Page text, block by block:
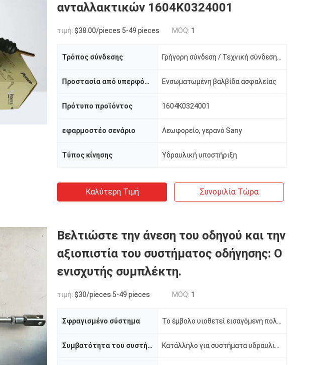
ανταλλακτικών 1604K0324001
τιμή: $38.00/pieces 5-49 pieces MOQ: 1
Τρόπος σύνδεσης
Προστασία από υπερφόρτωση Ενσωματωμένη βαλβίδα ασφαλείας
Πρότυπο προϊόντος 1604K0324001
εφαρμοστέο σενάριο Λεωφορείο, γερανό Sany
Τύπος κίνησης Υδραυλική υποστήριξη
Καλύτερη Τιμή Συνομιλία Τώρα
Βελτιώστε την άνεση του οδηγού και την
αξιοπιστία του συστήματος οδήγησης: Ο
ενισχυτής συμπλέκτη.
τιμή: $30/pieces 5-49 pieces MOQ: 1
Σφραγισμένο σύστημα
Συμβατότητα του συστήματος